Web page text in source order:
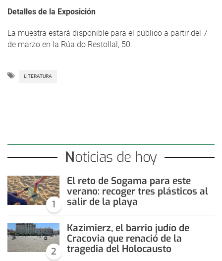
Detalles de la Exposición
La muestra estará disponible para el público a partir del 7
de marzo en la Rúa do Restollal, 50.
LITERATURA
Noticias de hoy
1
El reto de Sogama para este
verano: recoger tres plásticos al
salir de la playa
2
Kazimierz, el barrio judío de
Cracovia que renació de la
tragedia del Holocausto